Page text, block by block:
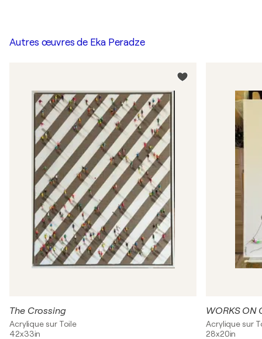
Autres œuvres de Eka Peradze
The Crossing
Acrylique sur Toile
42x33in
Acrylique sur
28x20in